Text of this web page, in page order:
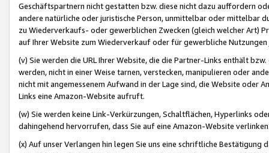
Geschäftspartnern nicht gestatten bzw. diese nicht dazu auffordern
andere natürliche oder juristische Person, unmittelbar oder mittelbar
zu Wiederverkaufs- oder gewerblichen Zwecken (gleich welcher Art)
auf Ihrer Website zum Wiederverkauf oder für gewerbliche
(v) Sie werden die URL Ihrer Website, die die Partner-Links enthält
werden, nicht in einer Weise tarnen, verstecken, manipulieren oder
nicht mit angemessenem Aufwand in der Lage sind, die Website oder
Links eine Amazon-Website aufruft.
(w) Sie werden keine Link-Verkürzungen, Schaltflächen, Hyperlinks
dahingehend hervorrufen, dass Sie auf eine Amazon-Website
(x) Auf unser Verlangen hin legen Sie uns eine schriftliche